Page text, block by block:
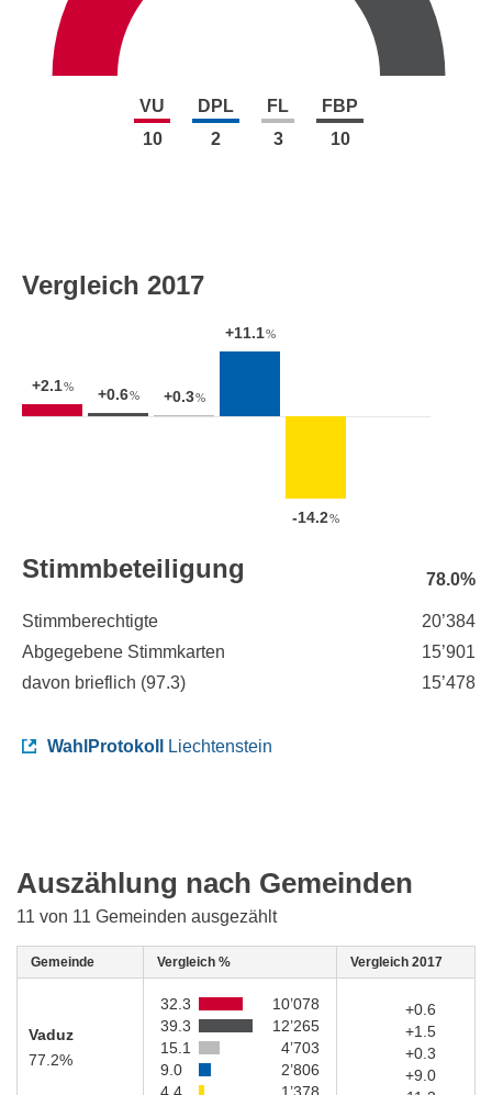
VU
10
DPL
2
FL
3
FBP
10
Vergleich 2017
+2.1% +0.6% +0.3%
+11.1%
-14.2%
Stimmbeteiligung 78.0%
Stimmberechtigte
20’384
Abgegebene Stimmkarten
15’901
davon brieflich (97.3) 15’478
WahlProtokoll Liechtenstein
Auszählung nach Gemeinden
11 von 11 Gemeinden ausgezählt
Gemeinde Vergleich % Vergleich 2017
Vaduz
77.2%
32.3
10’078
39.3
12’265
15.1
4’703
9.0
2’806
+0.6
+1.5
+0.3
+9.0